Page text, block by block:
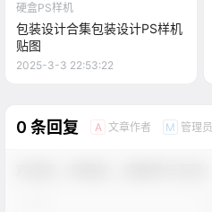
硬盒PS样机
包装设计合集包装设计PS样机
贴图
2025-3-3 22:53:22
0 条回复 A 文章作者 M 管理员